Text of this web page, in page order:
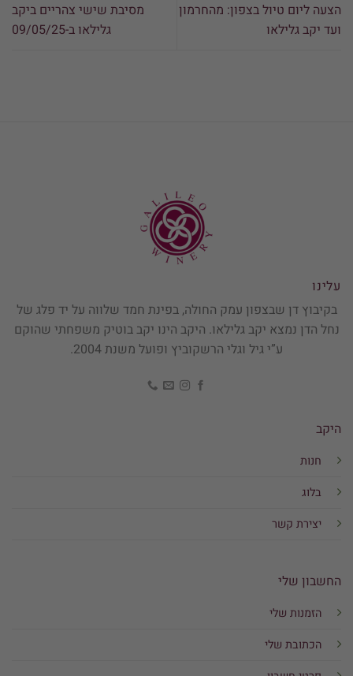
הצעה ליום טיול בצפון: מהחרמון
ועד יקב גלילאו
מסיבת שישי צהריים ביקב
גלילאו ב-09/05/25
עלינו
בקיבוץ דן שבצפון עמק החולה, בפינת חמד שלווה על יד פלג של
נחל הדן נמצא יקב גלילאו. היקב הינו יקב בוטיק משפחתי שהוקם
ע”י גיל וגלי הרשקוביץ ופועל משנת 2004.
היקב
חנות
בלוג
יצירת קשר
החשבון שלי
הזמנות שלי
הכתובת שלי